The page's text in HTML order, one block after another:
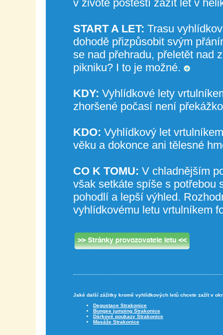
v životě poštěstí zažít let v
START A LET: Trasu
dohodě přizpůsobit svým
se nad přehradu, přeletět nad
pikniku? I to je možné.
KDY: Vyhlídkové lety
zhoršené počasí není
KDO: Vyhlídkový let
věku a dokonce ani tělesné
CO K TOMU: V chladnějším
však setkáte spíše s potřebou
pohodlí a lepší výhled.
vyhlídkovému letu vrtulníkem
Jaké další zážitky kromě vyhlídkových letů chcete zažít v
Degustace Strakonice
Bungee jumping Strakonice
Dárkové poukazy Strakonice
Masáže Strakonice